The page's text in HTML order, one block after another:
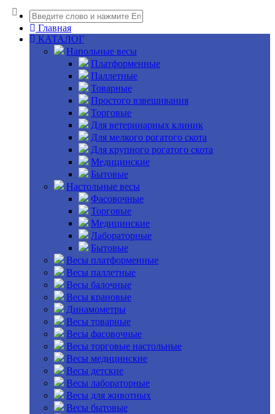
Главная
КАТАЛОГ
Напольные весы
Платформенные
Паллетные
Товарные
Простого взвешивания
Торговые
Для ветеринарных клиник
Для мелкого рогатого скота
Для крупного рогатого скота
Медицинские
Бытовые
Настольные весы
Фасовочные
Торговые
Медицинские
Лабораторные
Бытовые
Весы платформенные
Весы паллетные
Весы балочные
Весы крановые
Динамометры
Весы товарные
Весы фасовочные
Весы торговые настольные
Весы медицинские
Весы детские
Весы лабораторные
Весы для животных
Весы бытовые